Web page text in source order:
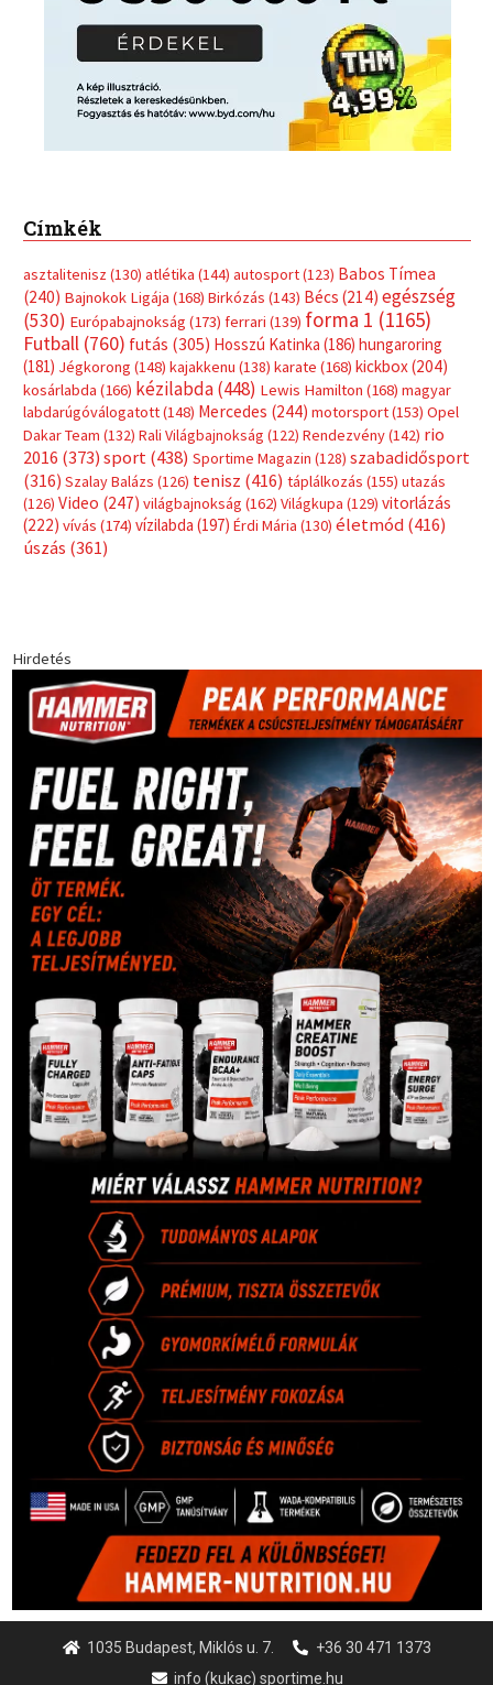
Címkék
asztalitenisz (130) atlétika (144) autosport(123) Babos Tímea
(240) Bajnokok Ligája (168) Birkózás (143) Bécs (214) egészség
(530) Európabajnokság (173) ferrari (139) forma 1 (1165)
Futball (760) futás (305) Hosszú Katinka (186) hungaroring
(181) Jégkorong (148) kajakkenu (138) karate (168) kickbox(204)
kosárlabda (166) kézilabda(448) Lewis Hamilton (168) magyar
labdarúgóválogatott(148) Mercedes (244) motorsport(153) Opel
Dakar Team (132) Rali Világbajnokság (122) Rendezvény(142) rio
2016 (373) sport(438) Sportime Magazin (128) szabadidősport
(316) Szalay Balázs (126) tenisz (416) táplálkozás (155) utazás
(126) Video (247) világbajnokság (162) Világkupa (129) vitorlázás
(222) vívás (174) vízilabda (197) Érdi Mária (130) életmód(416)
úszás (361)
Hirdetés
1035 Budapest, Miklós u. 7.
+36 30 471 1373
info (kukac) sportime.hu